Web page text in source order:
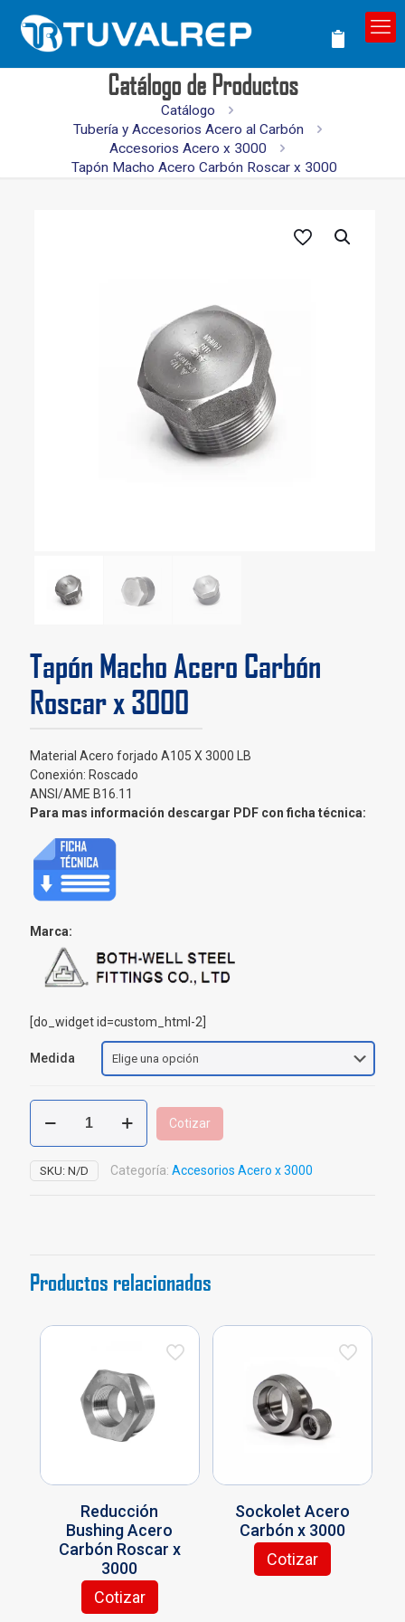
Catálogo de Productos
Catálogo
Tubería y Accesorios Acero al Carbón
Accesorios Acero x 3000
Tapón Macho Acero Carbón Roscar x 3000
Tapón Macho Acero Carbón
Roscar x 3000
Material Acero forjado A105 X 3000 LB
Conexión: Roscado
ANSI/AME B16.11
Para mas información descargar PDF con ficha técnica:
Marca:
[do_widget id=custom_html-2]
Medida
Tapón
Macho
Acero
Carbón
Roscar
Cotizar
SKU: N/D Categoría: Accesorios Acero x 3000
Productos relacionados
Reducción
Bushing Acero
Carbón Roscar x
3000
Cotizar
Este
Sockolet Acero
Carbón x 3000
Cotizar
Este